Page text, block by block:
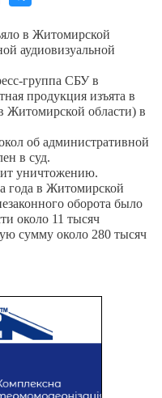
в Житомирской
аудиовизуальной
группа СБУ в
продукция изъята в
Житомирской области) в
об административной
в суд.
уничтожению.
года в Житомирской
оборота было
около 11 тысяч
сумму около 280 тысяч